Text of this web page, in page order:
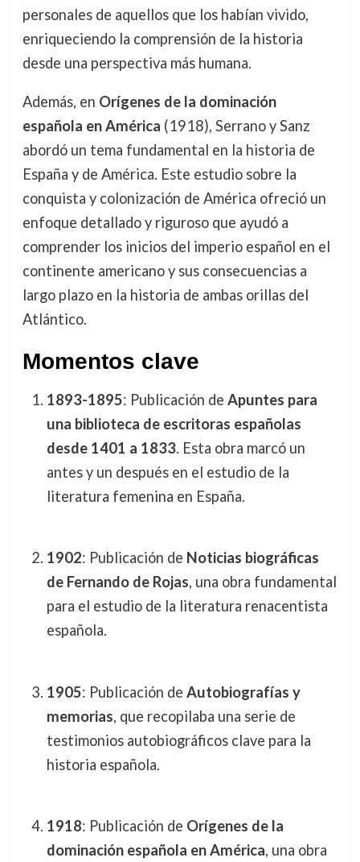
personales de aquellos que los habían vivido,
enriqueciendo la comprensión de la historia
desde una perspectiva más humana.
Además, en Orígenes de la dominación
española en América (1918), Serrano y Sanz
abordó un tema fundamental en la historia de
España y de América. Este estudio sobre la
conquista y colonización de América ofreció un
enfoque detallado y riguroso que ayudó a
comprender los inicios del imperio español en el
continente americano y sus consecuencias a
largo plazo en la historia de ambas orillas del
Atlántico.
Momentos clave
1893-1895: Publicación de Apuntes para
una biblioteca de escritoras españolas
desde 1401 a 1833. Esta obra marcó un
antes y un después en el estudio de la
literatura femenina en España.
1902: Publicación de Noticias biográficas
de Fernando de Rojas, una obra fundamental
para el estudio de la literatura renacentista
española.
1905: Publicación de Autobiografías y
memorias, que recopilaba una serie de
testimonios autobiográficos clave para la
historia española.
1918: Publicación de Orígenes de la
dominación española en América, una obra